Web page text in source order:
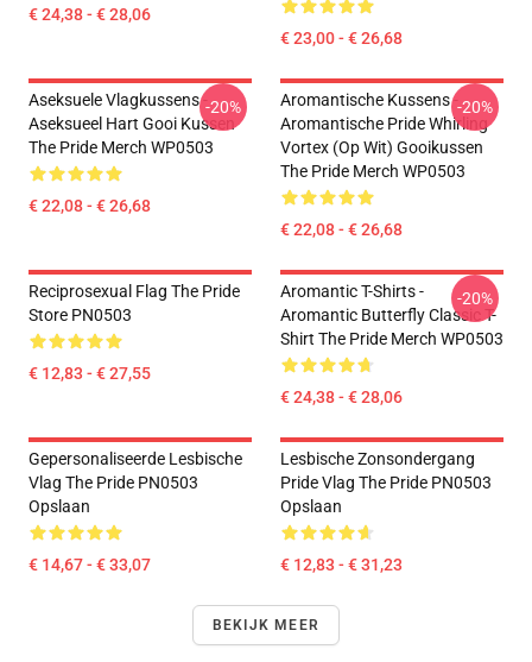
€ 24,38 - € 28,06
€ 23,00 - € 26,68
Aseksuele Vlagkussens -
Aseksueel Hart Gooi Kussen
The Pride Merch WP0503
€ 22,08 - € 26,68
-20%
Aromantische Kussens -
Aromantische Pride Whirling
Vortex (op Wit) Gooikussen
The Pride Merch WP0503
€ 22,08 - € 26,68
-20%
Reciprosexual Flag The Pride
Store PN0503
€ 12,83 - € 27,55
Aromantic T-Shirts -
Aromantic Butterfly Classic T-
Shirt The Pride Merch WP0503
€ 24,38 - € 28,06
-20%
Gepersonaliseerde Lesbische
Vlag The Pride PN0503
Opslaan
€ 14,67 - € 33,07
Lesbische Zonsondergang
Pride Vlag The Pride PN0503
Opslaan
€ 12,83 - € 31,23
BEKIJK MEER